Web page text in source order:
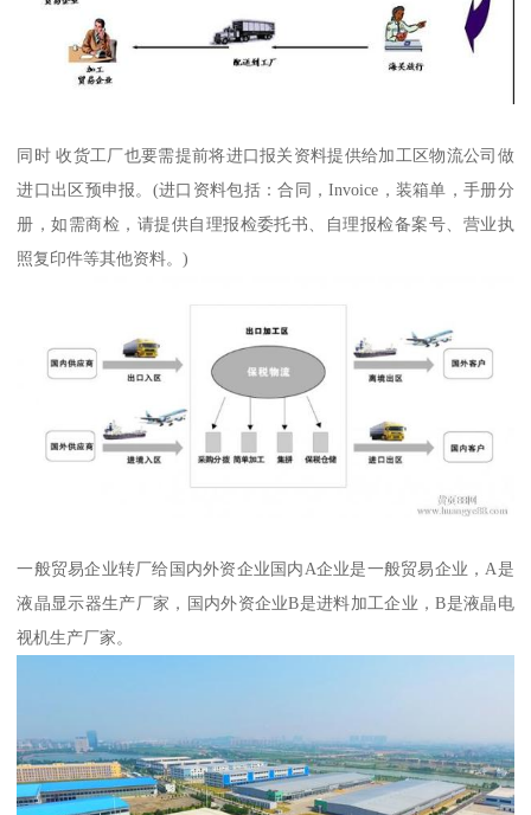
同时 收货工厂也要需提前将进口报关资料提供给加工区物流公司做
进口出区预申报。(进口资料包括：合同，Invoice，装箱单，手册分
册，如需商检，请提供自理报检委托书、自理报检备案号、营业执
照复印件等其他资料。)
一般贸易企业转厂给国内外资企业国内A企业是一般贸易企业，A是
液晶显示器生产厂家，国内外资企业B是进料加工企业，B是液晶电
视机生产厂家。